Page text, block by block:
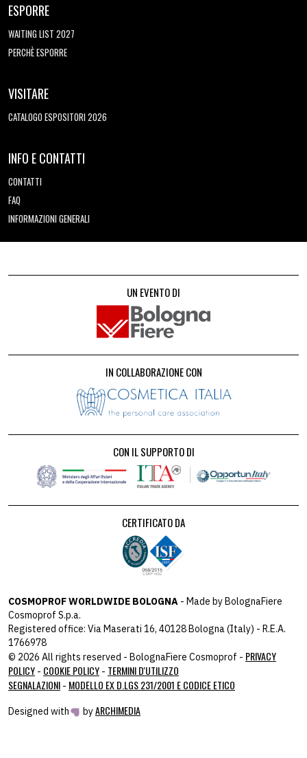
ESPORRE
WAITING LIST 2027
PERCHÈ ESPORRE
VISITARE
CATALOGO ESPOSITORI 2026
INFO E CONTATTI
CONTATTI
FAQ
INFORMAZIONI GENERALI
UN EVENTO DI
IN COLLABORAZIONE CON
CON IL SUPPORTO DI
CERTIFICATO DA
COSMOPROF WORLDWIDE BOLOGNA - Made by BolognaFiere
Cosmoprof S.p.a.
Registered office: Via Maserati 16, 40128 Bologna (Italy) - R.E.A.
1766978
© 2026 All rights reserved - BolognaFiere Cosmoprof - PRIVACY
POLICY - COOKIE POLICY - TERMINI D'UTILIZZO
SEGNALAZIONI - MODELLO EX D.LGS 231/2001 E CODICE ETICO
Designed with byARCHIMEDIA